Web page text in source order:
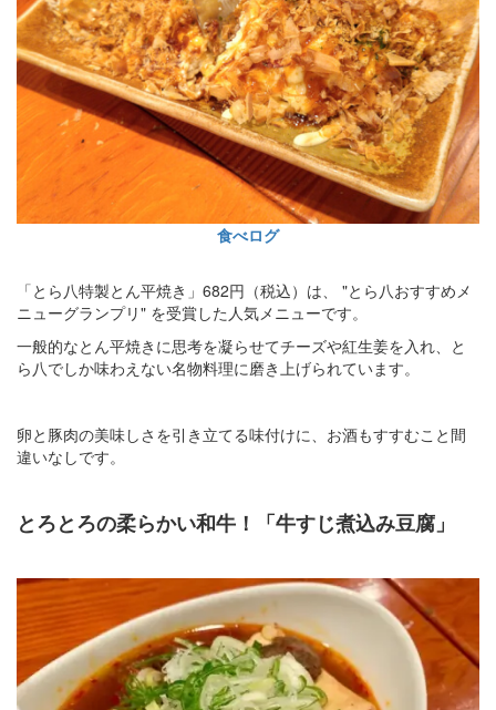
食べログ
「とら八特製とん平焼き」682円（税込）は、 "とら八おすすめメ
ニューグランプリ" を受賞した人気メニューです。
一般的なとん平焼きに思考を凝らせてチーズや紅生姜を入れ、と
ら八でしか味わえない名物料理に磨き上げられています。
卵と豚肉の美味しさを引き立てる味付けに、お酒もすすむこと間
違いなしです。
とろとろの柔らかい和牛！「牛すじ煮込み豆腐」